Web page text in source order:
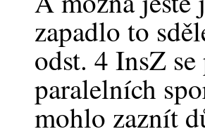
zapadlo to
odst. 4 InsZ
paralelních
mohlo zaznít